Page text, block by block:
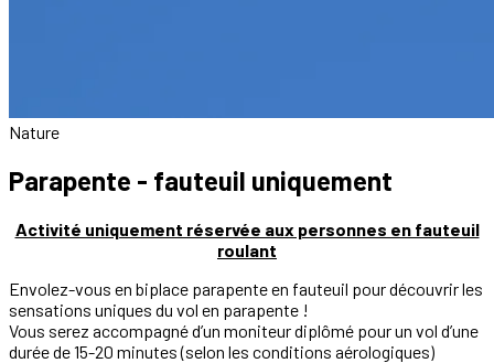
Nature
Parapente - fauteuil uniquement
Activité uniquement réservée aux personnes en fauteuil
roulant
Envolez-vous en biplace parapente en fauteuil pour découvrir les
sensations uniques du vol en parapente !
Vous serez accompagné d’un moniteur diplômé pour un vol d’une
durée de 15-20 minutes (selon les conditions aérologiques)